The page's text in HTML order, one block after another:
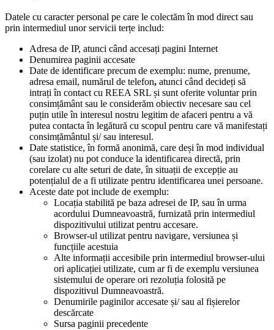
Datele cu caracter personal pe care le colectăm în mod direct sau
prin intermediul unor servicii terțe includ:
Adresa de IP, atunci când accesați pagini Internet
Denumirea paginii accesate
Date de identificare precum de exemplu: nume, prenume,
adresa email, numărul de telefon, atunci când decideți să
intrați în contact cu REEA SRL și sunt oferite voluntar prin
consimțământ sau le considerăm obiectiv necesare sau cel
puțin utile în interesul nostru legitim de afaceri pentru a vă
putea contacta în legătură cu scopul pentru care vă manifestați
consimțământul și/ sau interesul.
Date statistice, în formă anonimă, care deși în mod individual
(sau izolat) nu pot conduce la identificarea directă, prin
corelare cu alte seturi de date, în situații de excepție au
potențialul de a fi utilizate pentru identificarea unei persoane.
Aceste date pot include de exemplu:
Locația stabilită pe baza adresei de IP, sau în urma
acordului Dumneavoastră, furnizată prin intermediul
dispozitivului utilizat pentru accesare.
Browser-ul utilizat pentru navigare, versiunea și
funcțiile acestuia
Alte informații accesibile prin intermediul browser-ului
ori aplicației utilizate, cum ar fi de exemplu versiunea
sistemului de operare ori rezoluția folosită pe
dispozitivul Dumneavoastră.
Denumirile paginilor accesate și/ sau al fișierelor
descărcate
Sursa paginii precedente